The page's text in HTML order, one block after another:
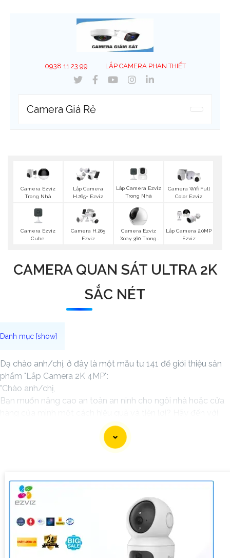
0938 11 23 99 LẮP CAMERA PHAN THIẾT
Camera Giá Rẻ
Camera Ezviz
Trong Nhà
Lắp Camera
H.265+ Ezviz
Lắp Camera Ezviz
Trong Nhà
Camera Wifi Full
Color Ezviz
Camera Ezviz
Cube
Camera H.265
Ezviz
Camera Ezviz
Xoay 360 Trong
Lắp Camera 2.0MP
Ezviz
CAMERA QUAN SÁT ULTRA 2K
SẮC NÉT
Dạ chào anh/chị, ở đây là một mẫu tư 141 để giới thiệu sản
phẩm "Lắp Camera 2K 4MP":
"Chào anh/chị,
Bạn muốn nâng cao an toàn an ninh cho ngôi nhà hoặc cửa
Camera 2K 4MP, giải pháp giám sát chất lượng cao mà bạn
Với độ phân giải 2K và 4MP, Camera này sẽ cung cấp hình
lúc, mọi nơi thông qua điện thoại di động. Một cách giám sát
an toàn và thuận tiện.
Camera 2K 4MP còn tích hợp nhiều tính năng thông minh
như cảnh báo chuyển động, giao tiếp 2 chiều, hồng ngoại hỗ
trợ quan sát ban đêm và nhiều tính năng khác giúp nâng cao
tính an toàn và tiện ích cho hệ thống giám sát của bạn.